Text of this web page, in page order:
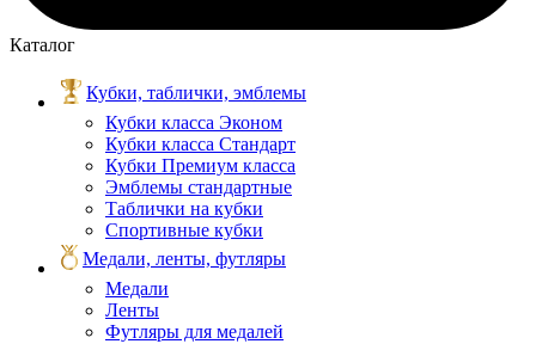
Каталог
Кубки, таблички, эмблемы
Кубки класса Эконом
Кубки класса Стандарт
Кубки Премиум класса
Эмблемы стандартные
Таблички на кубки
Спортивные кубки
Медали, ленты, футляры
Медали
Ленты
Футляры для медалей